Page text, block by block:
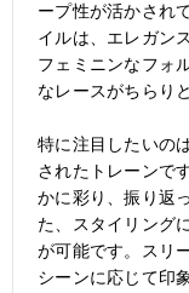
ープ性が活かされ
イルは、エレガン
フェミニンなフォ
なレースがちらり
特に注目したいの
されたトレーンで
かに彩り、振り返
た、スタイリング
が可能です。スリ
シーンに応じて印